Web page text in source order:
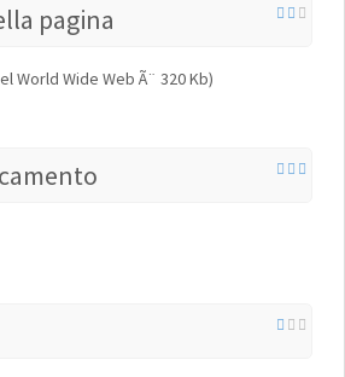
pagina
World Wide Web Ã¨ 320 Kb)